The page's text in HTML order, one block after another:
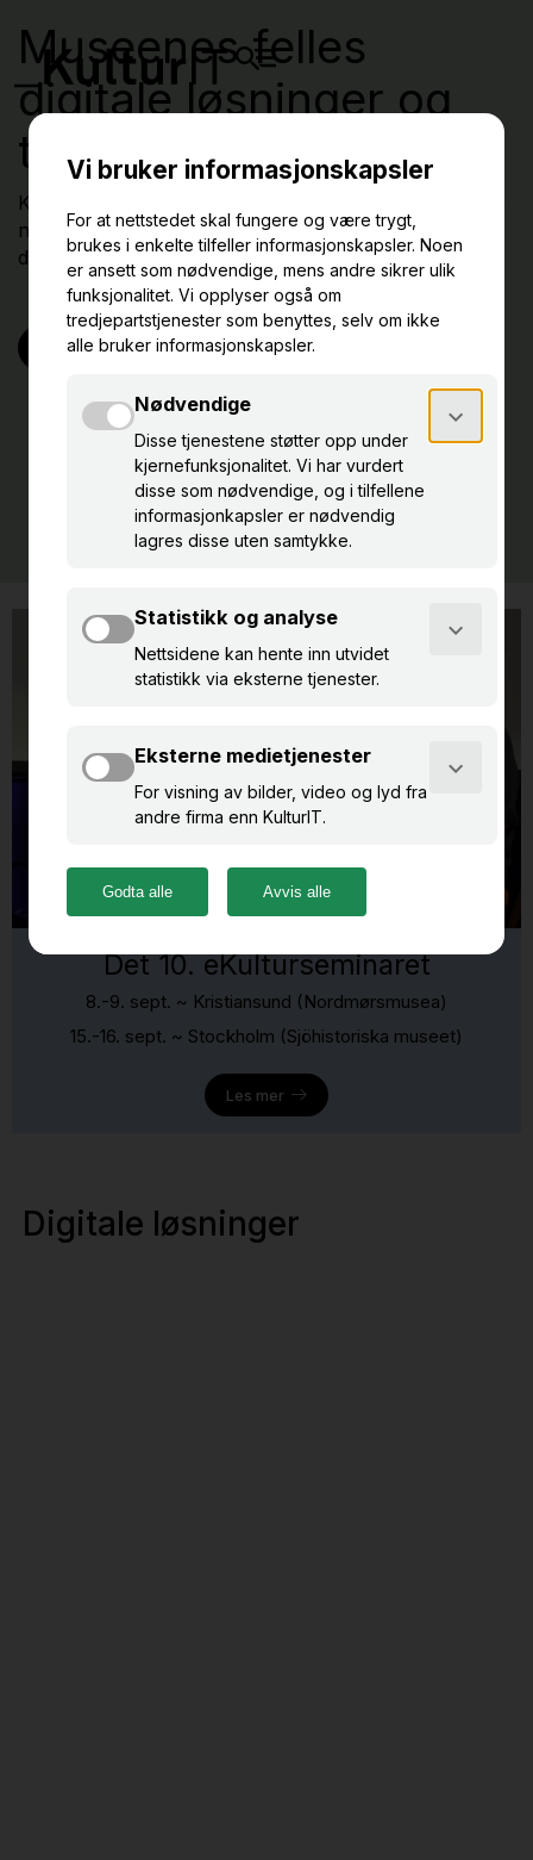
Museenes felles
digitale løsninger og
tjenester
KulturIT sørger for en trygg IT-hverdag og utvikler de
nasjonale fellesløsningene for museenes sentrale
digitale oppgaver.
Om eKultur-løsningene
Det 10. eKulturseminaret
8.-9. sept. ~ Kristiansund (Nordmørsmusea)
15.-16. sept. ~ Stockholm (Sjöhistoriska museet)
Les mer
Digitale løsninger